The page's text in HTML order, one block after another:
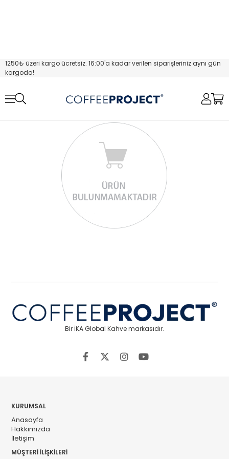
1250₺ üzeri kargo ücretsiz. 16:00'a kadar verilen siparişleriniz aynı gün
kargoda!
Bir İKA Global Kahve markasıdır.
KURUMSAL
Anasayfa
Hakkımızda
İletişim
MÜŞTERİ İLİŞKİLERİ